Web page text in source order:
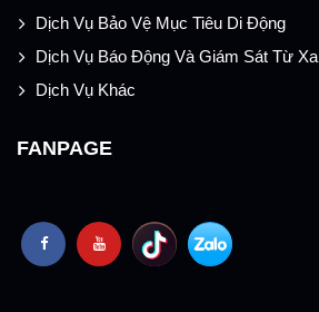
Dịch Vụ Bảo Vệ Mục Tiêu Di Động
Dịch Vụ Báo Động Và Giám Sát Từ Xa
Dịch Vụ Khác
FANPAGE